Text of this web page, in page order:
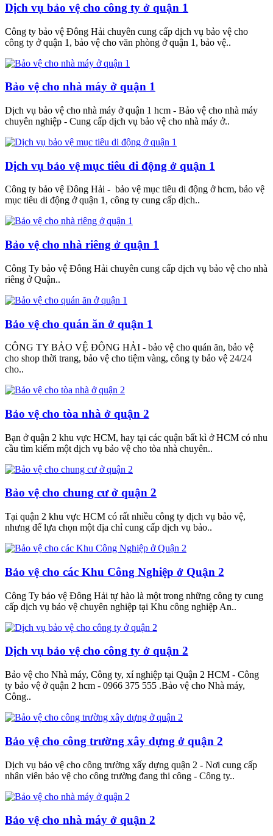
Dịch vụ bảo vệ cho công ty ở quận 1
Công ty bảo vệ Đông Hải chuyên cung cấp dịch vụ bảo vệ cho
công ty ở quận 1, bảo vệ cho văn phòng ở quận 1, bảo vệ..
Bảo vệ cho nhà máy ở quận 1
Dịch vụ bảo vệ cho nhà máy ở quận 1 hcm - Bảo vệ cho nhà máy
chuyên nghiệp - Cung cấp dịch vụ bảo vệ cho nhà máy ở..
Dịch vụ bảo vệ mục tiêu di động ở quận 1
Công ty bảo vệ Đông Hải - bảo vệ mục tiêu di động ở hcm, bảo vệ
mục tiêu di động ở quận 1, công ty cung cấp dịch..
Bảo vệ cho nhà riêng ở quận 1
Công Ty bảo vệ Đông Hải chuyên cung cấp dịch vụ bảo vệ cho nhà
riêng ở Quận..
Bảo vệ cho quán ăn ở quận 1
CÔNG TY BẢO VỆ ĐÔNG HẢI - bảo vệ cho quán ăn, bảo vệ
cho shop thời trang, bảo vệ cho tiệm vàng, công ty bảo vệ 24/24
cho..
Bảo vệ cho tòa nhà ở quận 2
Bạn ở quận 2 khu vực HCM, hay tại các quận bất kì ở HCM có nhu
cầu tìm kiếm một dịch vụ bảo vệ cho tòa nhà chuyên..
Bảo vệ cho chung cư ở quận 2
Tại quận 2 khu vực HCM có rất nhiều công ty dịch vụ bảo vệ,
nhưng để lựa chọn một địa chỉ cung cấp dịch vụ bảo..
Bảo vệ cho các Khu Công Nghiệp ở Quận 2
Công Ty bảo vệ Đông Hải tự hào là một trong những công ty cung
cấp dịch vụ bảo vệ chuyên nghiệp tại Khu công nghiệp An..
Dịch vụ bảo vệ cho công ty ở quận 2
Bảo vệ cho Nhà máy, Công ty, xí nghiệp tại Quận 2 HCM - Công
ty bảo vệ ở quận 2 hcm - 0966 375 555 .Bảo vệ cho Nhà máy,
Công..
Bảo vệ cho công trường xây dựng ở quận 2
Dịch vụ bảo vệ cho công trường xấy dựng quận 2 - Nơi cung cấp
nhân viên bảo vệ cho công trường đang thi công - Công ty..
Bảo vệ cho nhà máy ở quận 2